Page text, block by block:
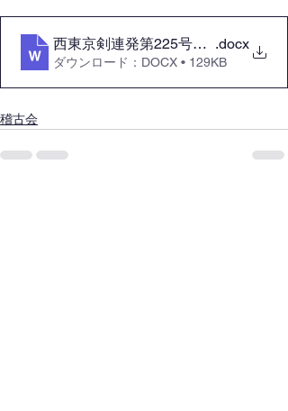
西東京剣連発第225号R6.1.22 合
.docx
ダウンロード：DOCX • 129KB
稽古会